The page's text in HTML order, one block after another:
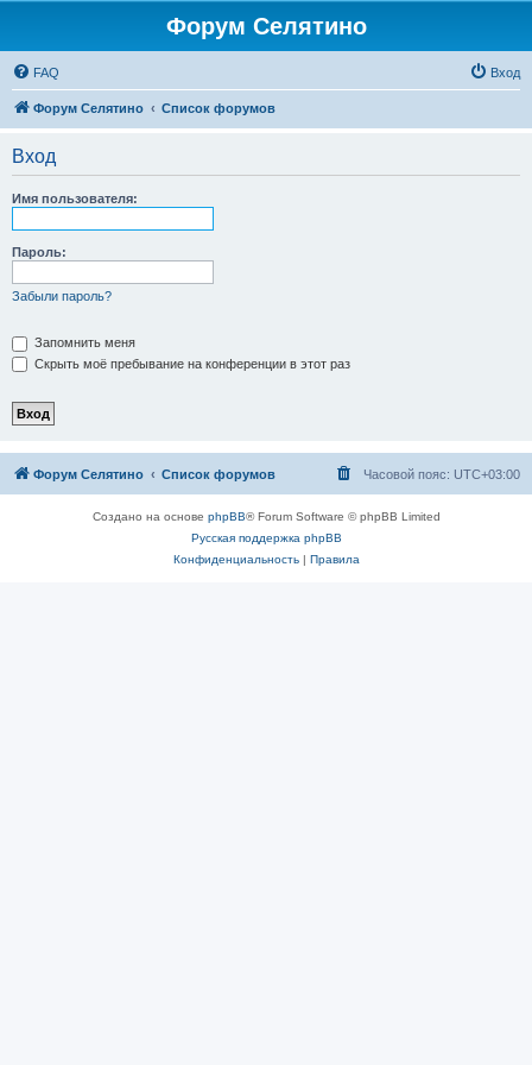
Форум Селятино
FAQ Вход
Форум Селятино Список форумов
Вход
Имя пользователя:
Пароль:
Забыли пароль?
Запомнить меня
Скрыть моё пребывание на конференции в этот раз
Форум Селятино Список форумов Часовой пояс: UTC+03:00
Создано на основе phpBB® Forum Software © phpBB Limited
Русская поддержка phpBB
Конфиденциальность| Правила